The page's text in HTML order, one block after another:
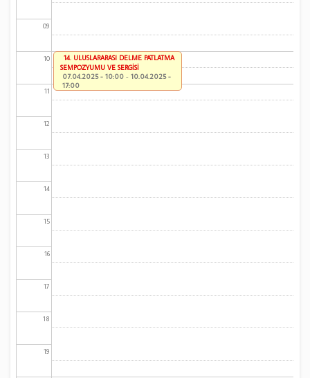
09
10
11
12
13
14
15
16
17
18
19
14. ULUSLARARASI DELME PATLATMA
SEMPOZYUMU VE SERGİSİ
07.04.2025 - 10:00 -10.04.2025 -
17:00